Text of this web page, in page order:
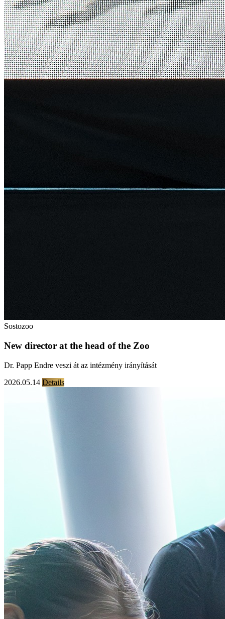
Sostozoo
New director at the head of the Zoo
Dr. Papp Endre veszi át az intézmény irányítását
2026.05.14 Details